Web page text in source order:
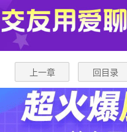
上一章 回目录